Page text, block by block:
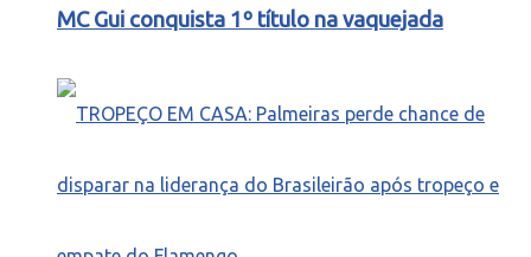
MC Gui conquista 1º título na vaquejada